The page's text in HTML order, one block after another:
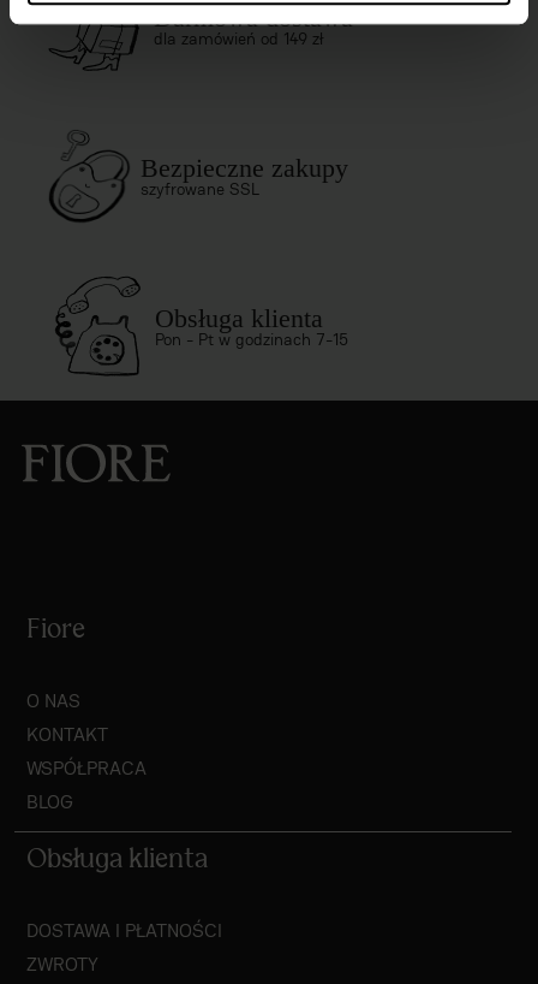
Darmowa dostawa
dla zamówień od 149 zł
Bezpieczne zakupy
szyfrowane SSL
Obsługa klienta
Pon - Pt w godzinach 7-15
Fiore
O NAS
KONTAKT
WSPÓŁPRACA
BLOG
Obsługa klienta
DOSTAWA I PŁATNOŚCI
ZWROTY